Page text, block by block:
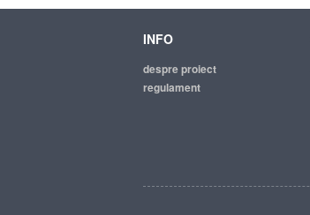
INFO
despre proiect
regulament